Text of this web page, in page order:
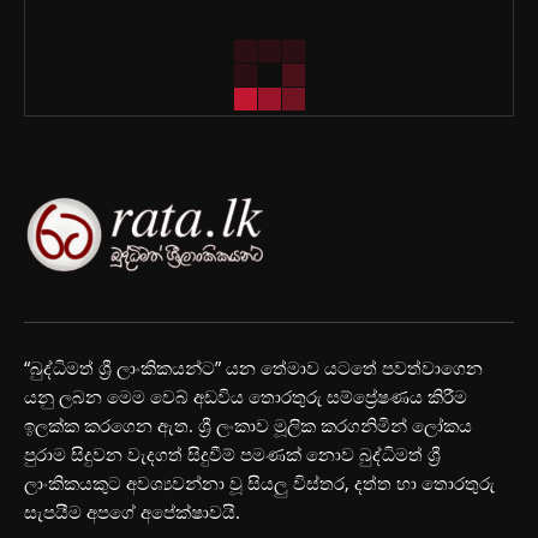
“බුද්ධිමත් ශ්‍රී ලාංකිකයන්ට” යන තේමාව යටතේ පවත්වාගෙන
යනු ලබන මෙම වෙබ් අඩවිය තොරතුරු සම්ප්‍රේෂණය කිරීම
ඉලක්ක කරගෙන ඇත. ශ්‍රී ලංකාව මූලික කරගනිමින් ලෝකය
පුරාම සිදුවන වැදගත් සිදුවීම් පමණක් නොව බුද්ධිමත් ශ්‍රී
ලාංකිකයකුට අවශ්‍යවන්නා වූ සියලු විස්තර, දත්ත හා තොරතුරු
සැපයීම අපගේ අපේක්ෂාවයි.